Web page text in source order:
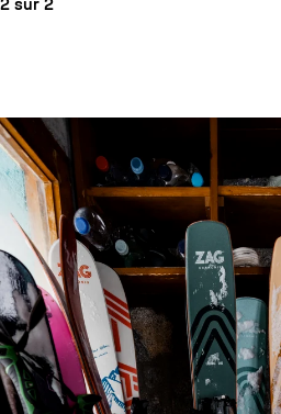
2 sur 2